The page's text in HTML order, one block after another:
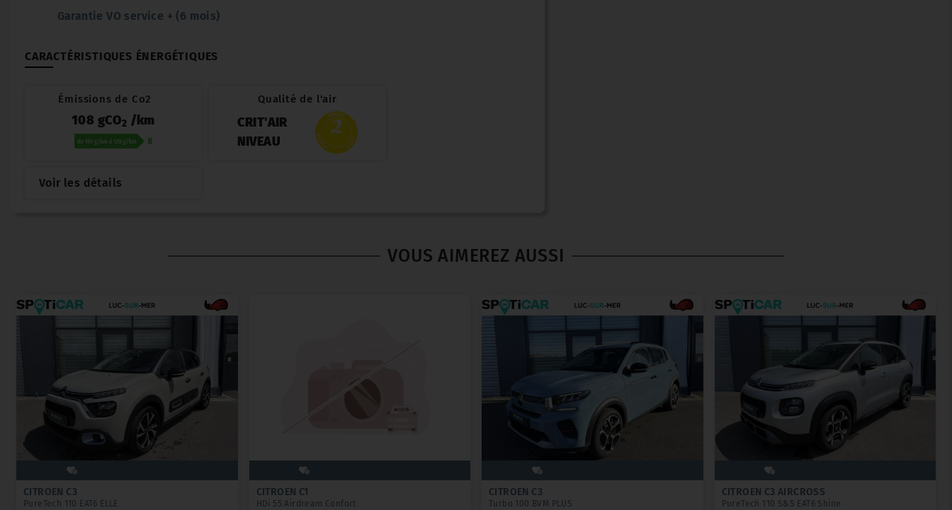
Garantie VO service + (6 mois)
CARACTÉRISTIQUES ÉNERGÉTIQUES
Émissions de Co2
108 gCO2 /km
Qualité de l'air
CRIT'AIR
NIVEAU
Voir les détails
VOUS AIMEREZ AUSSI
CITROËN C3
PureTech 110 EAT6 ELLE
CITROËN C1
HDi 55 Airdream Confort
CITROËN C3
Turbo 100 BVM PLUS
CITROËN C3 AIRCROSS
PureTech 110 S&S EAT6 Shine